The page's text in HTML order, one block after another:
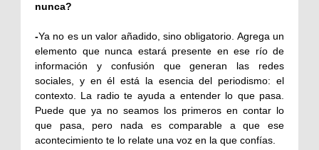
nunca?
-Ya no es un valor añadido, sino obligatorio. Agrega un
elemento que nunca estará presente en ese río de
información y confusión que generan las redes
sociales, y en él está la esencia del periodismo: el
contexto. La radio te ayuda a entender lo que pasa.
Puede que ya no seamos los primeros en contar lo
que pasa, pero nada es comparable a que ese
acontecimiento te lo relate una voz en la que confías.